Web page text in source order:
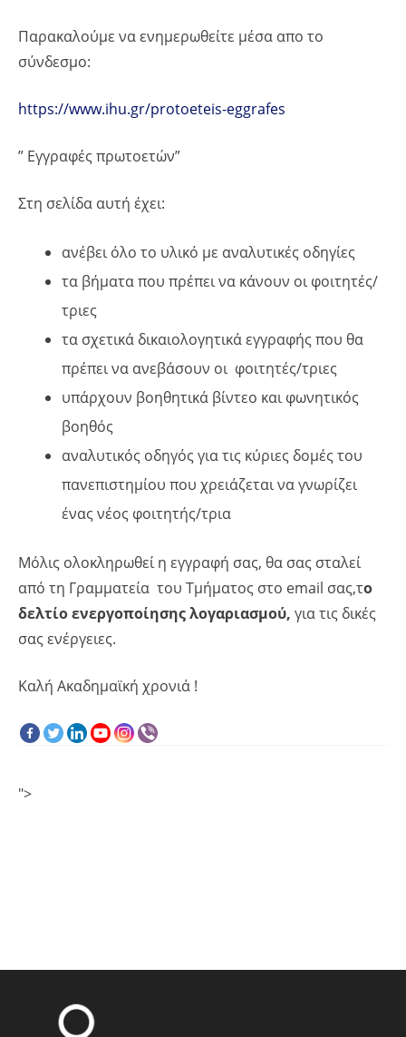
Παρακαλούμε να ενημερωθείτε μέσα απο το
σύνδεσμο:
https://www.ihu.gr/protoeteis-eggrafes
” Εγγραφές πρωτοετών”
Στη σελίδα αυτή έχει:
ανέβει όλο το υλικό με αναλυτικές οδηγίες
τα βήματα που πρέπει να κάνουν οι φοιτητές/
τριες
τα σχετικά δικαιολογητικά εγγραφής που θα
πρέπει να ανεβάσουν οι φοιτητές/τριες
υπάρχουν βοηθητικά βίντεο και φωνητικός
βοηθός
αναλυτικός οδηγός για τις κύριες δομές του
πανεπιστημίου που χρειάζεται να γνωρίζει
ένας νέος φοιτητής/τρια
Μόλις ολοκληρωθεί η εγγραφή σας, θα σας σταλεί
από τη Γραμματεία του Τμήματος στο email σας,το
δελτίο ενεργοποίησης λογαριασμού, για τις δικές
σας ενέργειες.
Καλή Ακαδημαϊκή χρονιά !
">